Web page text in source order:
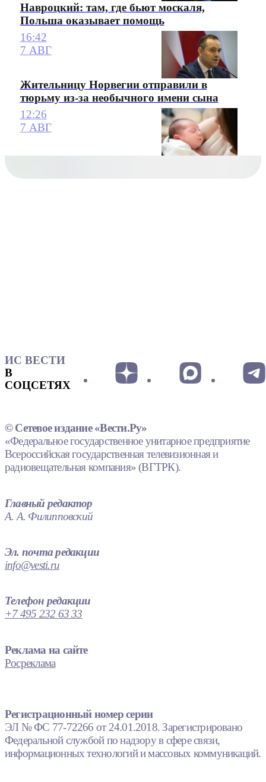
Навроцкий: там, где бьют москаля,
Польша оказывает помощь
16:42
7 АВГ
Жительницу Норвегии отправили в
тюрьму из-за необычного имени сына
12:26
7 АВГ
ИС ВЕСТИ
В
СОЦСЕТЯХ
© Сетевое издание «Вести.Ру»
«Федеральное государственное унитарное предприятие
Всероссийская государственная телевизионная и
радиовещательная компания» (ВГТРК).
Главный редактор
А. А. Филипповский
Эл. почта редакции
info@vesti.ru
Телефон редакции
+7 495 232 63 33
Реклама на сайте
Росреклама
Регистрационный номер серии
ЭЛ № ФС 77-72266 от 24.01.2018. Зарегистрировано
Федеральной службой по надзору в сфере связи,
информационных технологий и массовых коммуникаций.